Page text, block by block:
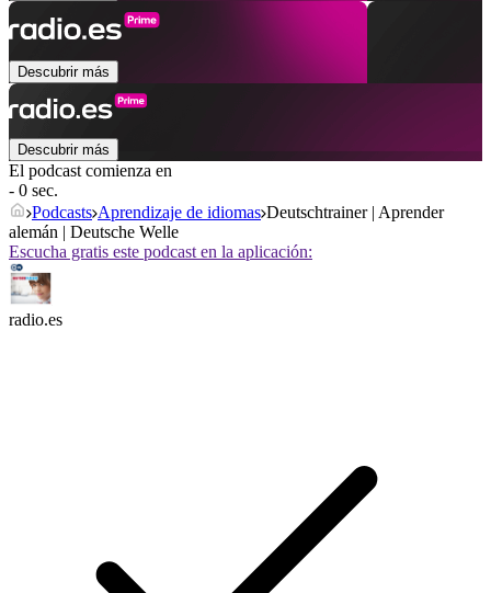
Descubrir más
Descubrir más
El podcast comienza en
- 0 sec.
Podcasts Aprendizaje de idiomas Deutschtrainer | Aprender
alemán | Deutsche Welle
Escucha gratis este podcast en la aplicación:
radio.es